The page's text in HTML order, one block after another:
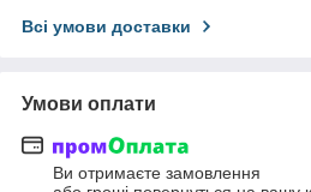
Всі умови доставки
Умови оплати
Ви отримаєте замовлення